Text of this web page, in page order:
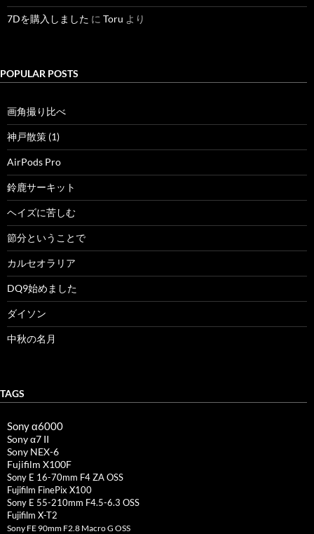
7Dを購入しました に Toru より
POPULAR POSTS
画角撮り比べ
神戸散策 (1)
AirPods Pro
鈴鹿サーキット
ヘイズに苦しむ
節分ということで
カルセオラリア
DQ9始めました
ダイソン
中秋の名月
TAGS
Sony α6000
Sony α7 II
Sony NEX-6
Fujifilm X100F
Sony E 16-70mm F4 ZA OSS
Fujifilm FinePix X100
Sony E 55-210mm F4.5-6.3 OSS
Fujifilm X-T2
Sony FE 90mm F2.8 Macro G OSS